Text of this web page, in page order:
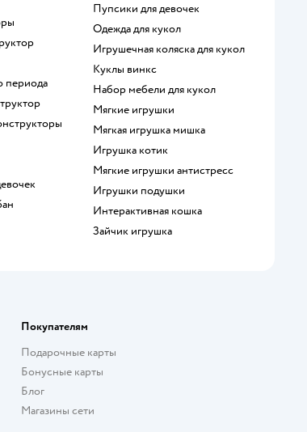
периода
Пупсики для девочек
Одежда для кукол
Игрушечная коляска для кукол
Куклы винкс
Набор мебели для кукол
Мягкие игрушки
Мягкая игрушка мишка
Игрушка котик
Мягкие игрушки антистресс
Игрушки подушки
Интерактивная кошка
Зайчик игрушка
Покупателям
Подарочные карты
Бонусные карты
Блог
Магазины сети